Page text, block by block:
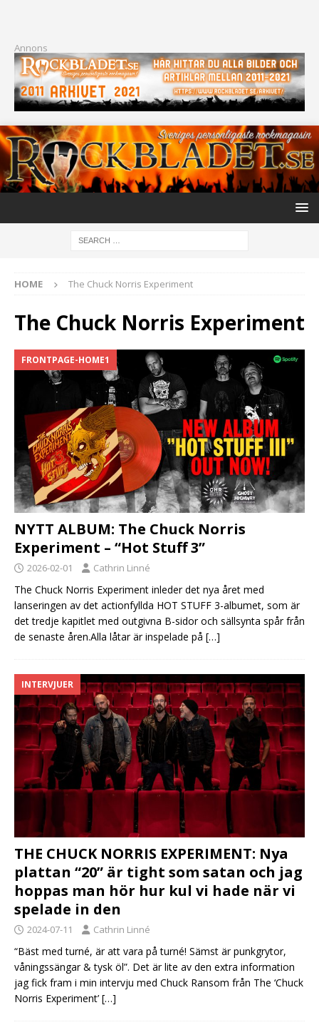
Annons
HOME The Chuck Norris Experiment
The Chuck Norris Experiment
FRONTPAGE-HOME1
NYTT ALBUM: The Chuck Norris
Experiment – “Hot Stuff 3”
2026-02-01 Cathrin Linné
The Chuck Norris Experiment inleder det nya året med
lanseringen av det actionfyllda HOT STUFF 3-albumet, som är
det tredje kapitlet med outgivna B-sidor och sällsynta spår från
de senaste åren.Alla låtar är inspelade på […]
INTERVJUER
THE CHUCK NORRIS EXPERIMENT: Nya
plattan “20” är tight som satan och jag
hoppas man hör hur kul vi hade när vi
spelade in den
2024-07-11 Cathrin Linné
“Bäst med turné, är att vara på turné! Sämst är punkgrytor,
våningssängar & tysk öl”. Det är lite av den extra information
jag fick fram i min intervju med Chuck Ransom från The ‘Chuck
Norris Experiment’ […]